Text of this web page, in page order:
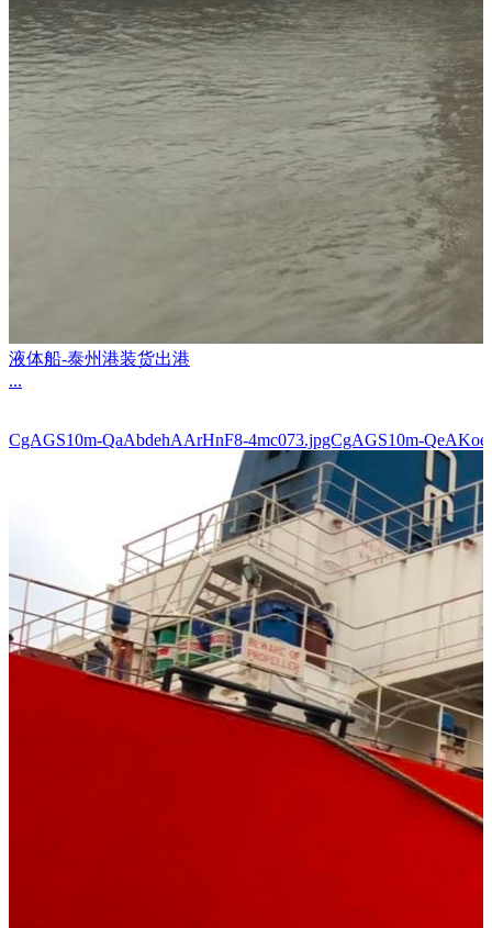
液体船-泰州港装货出港
...
CgAGS10m-QaAbdehAArHnF8-4mc073.jpgCgAGS10m-